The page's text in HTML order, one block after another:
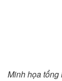
Minh họa